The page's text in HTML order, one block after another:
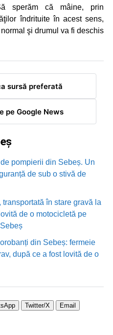
sperăm că mâine, prin
îndrituite în acest sens,
şi drumul va fi deschis
sursă preferată
pe Google News
pompierii din Sebeș. Un
de sub o stivă de
în stare gravă la
de o motocicletă pe
din Sebeș: fermeie
după ce a fost lovită de o
Twitter/X Email